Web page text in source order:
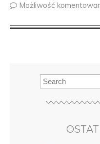
Możliwość